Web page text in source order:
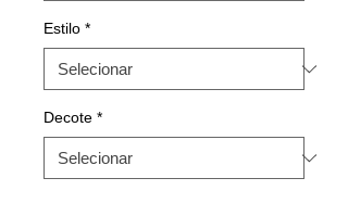
Estilo *
Decote *